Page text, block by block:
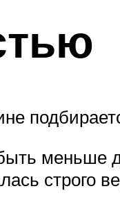
быть
строго